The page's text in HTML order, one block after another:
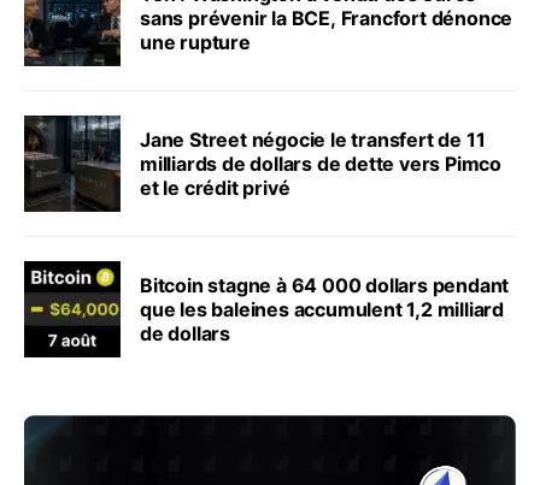
sans prévenir la BCE, Francfort dénonce
une rupture
Jane Street négocie le transfert de 11
milliards de dollars de dette vers Pimco
et le crédit privé
Bitcoin stagne à 64 000 dollars pendant
que les baleines accumulent 1,2 milliard
de dollars